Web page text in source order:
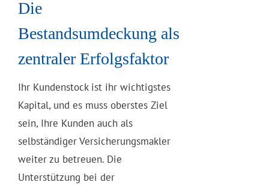
Die
Bestandsumdeckung als
zentraler Erfolgsfaktor
Ihr Kundenstock ist ihr wichtigstes
Kapital, und es muss oberstes Ziel
sein, Ihre Kunden auch als
selbständiger Versicherungsmakler
weiter zu betreuen. Die
Unterstützung bei der